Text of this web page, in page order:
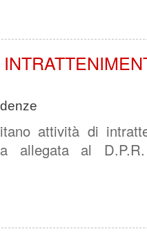
attività di
allegata al